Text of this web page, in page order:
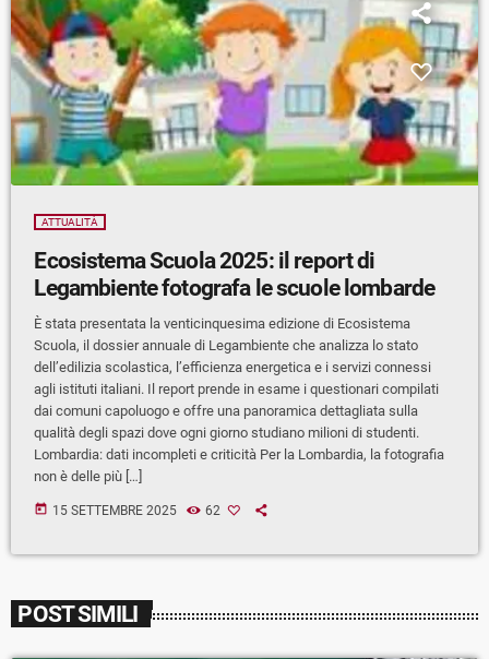
ATTUALITÀ
Ecosistema Scuola 2025: il report di
Legambiente fotografa le scuole lombarde
È stata presentata la venticinquesima edizione di Ecosistema
Scuola, il dossier annuale di Legambiente che analizza lo stato
dell’edilizia scolastica, l’efficienza energetica e i servizi connessi
agli istituti italiani. Il report prende in esame i questionari compilati
dai comuni capoluogo e offre una panoramica dettagliata sulla
qualità degli spazi dove ogni giorno studiano milioni di studenti.
Lombardia: dati incompleti e criticità Per la Lombardia, la fotografia
non è delle più […]
today 15 SETTEMBRE 2025 62
POST SIMILI